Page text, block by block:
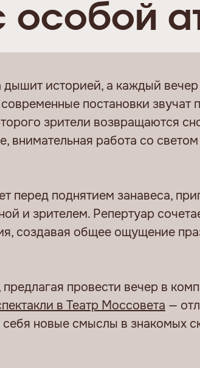
особой
дышит историей, а каждый
постановки звучат
зрители возвращаются
работа со светом
перед поднятием занавеса,
и зрителем. Репертуар
создавая общее ощущение
провести вечер в
в Театр Моссовета —
новые смыслы в знакомых